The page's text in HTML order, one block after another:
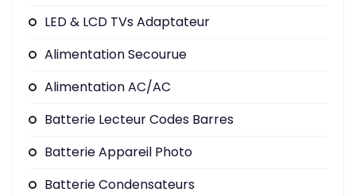
LED & LCD TVs Adaptateur
Alimentation Secourue
Alimentation AC/AC
Batterie Lecteur Codes Barres
Batterie Appareil Photo
Batterie Condensateurs